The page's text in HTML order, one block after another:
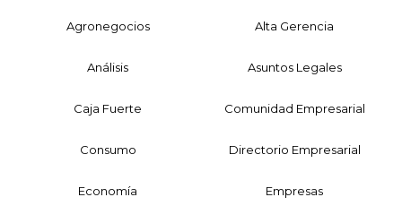
Agronegocios Alta Gerencia
Análisis Asuntos Legales
Caja Fuerte Comunidad Empresarial
Consumo Directorio Empresarial
Economía Empresas